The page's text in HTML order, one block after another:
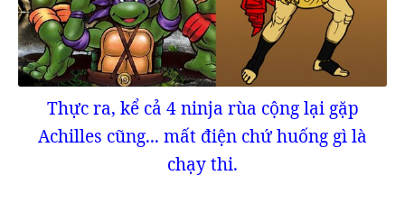
Thực ra, kể cả 4 ninja rùa cộng lại gặp
Achilles cũng... mất điện chứ huống gì là
chạy thi.